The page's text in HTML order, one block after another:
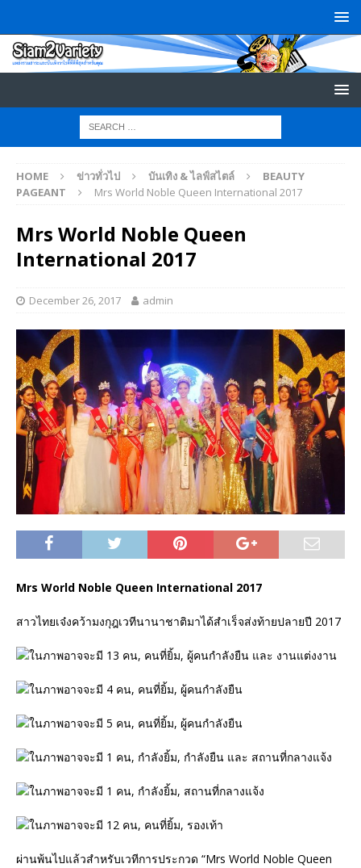
HOME ข่าวทั่วไป บันเทิง & ไลฟ์สไตล์
BEAUTY
PAGEANT
Mrs World Noble Queen International 2017
Mrs World Noble Queen
International 2017
December 26, 2017 admin
Mrs World Noble Queen International 2017
สาวไทยเจ๋งคว้ามงกุฎเวทีนานาชาติมาได้สำเร็จส่งท้ายปลายปี 2017
ผ่านพ้นไปแล้วสำหรับเวทีการประกวด “Mrs World Noble Queen